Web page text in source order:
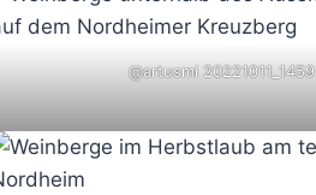
@artusmi 20221011_1459